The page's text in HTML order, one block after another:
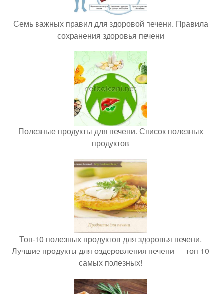
Семь важных правил для здоровой печени. Правила
сохранения здоровья печени
Полезные продукты для печени. Список полезных
продуктов
Топ-10 полезных продуктов для здоровья печени.
Лучшие продукты для оздоровления печени — топ 10
самых полезных!